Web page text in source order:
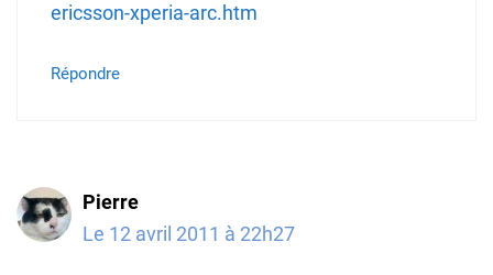
ericsson-xperia-arc.htm
Répondre
Pierre
Le 12 avril 2011 à 22h27